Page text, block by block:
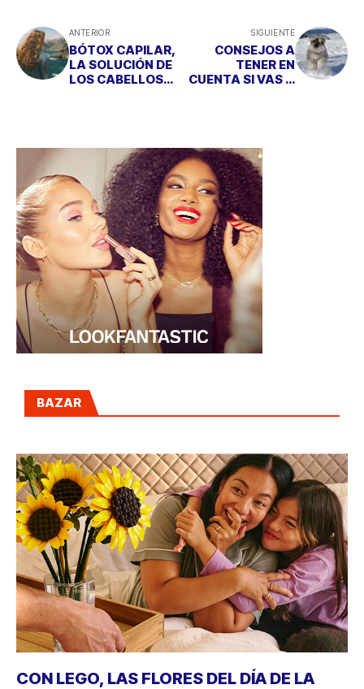
ANTERIOR
BÓTOX CAPILAR,
LA SOLUCIÓN DE
LOS CABELLOS
SIGUIENTE
CONSEJOS A
TENER EN
CUENTA SI VAS A
BAZAR
CON LEGO, LAS FLORES DEL DÍA DE LA